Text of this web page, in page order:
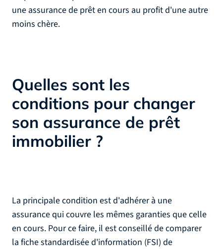
une assurance de prêt en cours au profit d'une autre
moins chère.
Quelles sont les
conditions pour changer
son assurance de prêt
immobilier ?
La principale condition est d'adhérer à une
assurance qui couvre les mêmes garanties que celle
en cours. Pour ce faire, il est conseillé de comparer
la fiche standardisée d'information (FSI) de